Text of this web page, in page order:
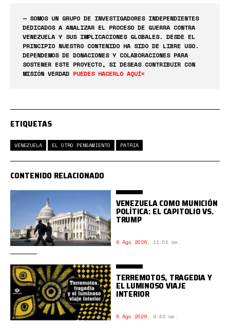
— SOMOS UN GRUPO DE INVESTIGADORES INDEPENDIENTES
DEDICADOS A ANALIZAR EL PROCESO DE GUERRA CONTRA
VENEZUELA Y SUS IMPLICACIONES GLOBALES. DESDE EL
PRINCIPIO NUESTRO CONTENIDO HA SIDO DE LIBRE USO.
DEPENDEMOS DE DONACIONES Y COLABORACIONES PARA
SOSTENER ESTE PROYECTO, SI DESEAS CONTRIBUIR CON
MISIÓN VERDAD PUEDES HACERLO AQUÍ<
ETIQUETAS
VENEZUELA EL OTRO PENSAMIENTO PATRIA
CONTENIDO RELACIONADO
VENEZUELA COMO MUNICIÓN
POLÍTICA: EL CAPITOLIO VS.
TRUMP
6 Ago 2026, 11:01 am.
TERREMOTOS, TRAGEDIA Y
EL LUMINOSO VIAJE
INTERIOR
5 Ago 2026, 9:42 am.